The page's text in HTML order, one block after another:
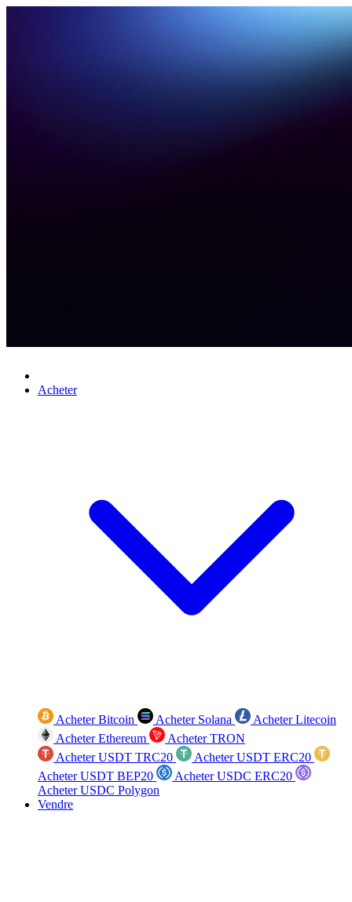
Acheter
Acheter Bitcoin Acheter Solana
Acheter Litecoin
Acheter Ethereum
Acheter TRON
Acheter USDT TRC20
Acheter USDT ERC20
Acheter USDT BEP20
Acheter USDC ERC20
Acheter USDC Polygon
Vendre